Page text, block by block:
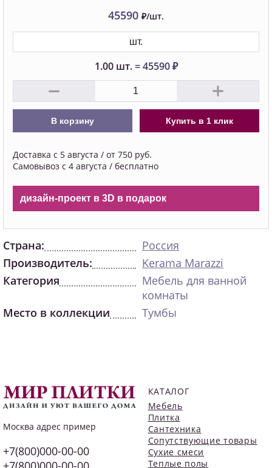
Страна:
Россия
Производитель:
Kerama Marazzi
Категория
Мебель для ванной
комнаты
Место в коллекции
Тумбы
45590 ₽/шт.
шт.
1.00шт. =45590₽
В корзину Купить в 1 клик
Доставка с 5 августа / от 750 руб.
Самовывоз с 4 августа / бесплатно
дизайн-проект в 3D в подарок
Москва адрес пример
+7(800)000-00-00
КАТАЛОГ
Мебель
Плитка
Сантехника
Сопутствующие товары
Сухие смеси
Теплые полы